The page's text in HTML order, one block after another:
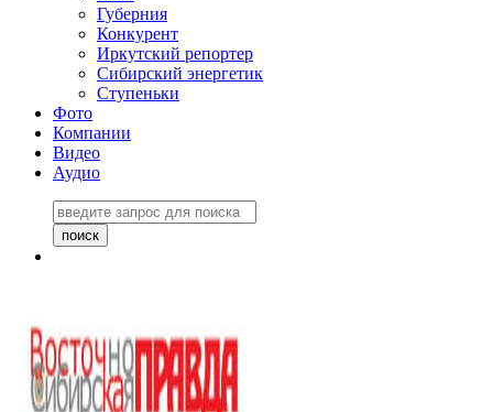
Губерния
Конкурент
Иркутский репортер
Сибирский энергетик
Ступеньки
Фото
Компании
Видео
Аудио